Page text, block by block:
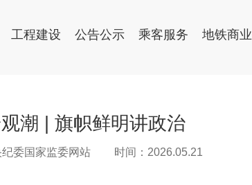
工程建设 公告公示 乘客服务 地铁商业
潮 | 旗帜鲜明讲政治
委国家监委网站 时间：2026.05.21